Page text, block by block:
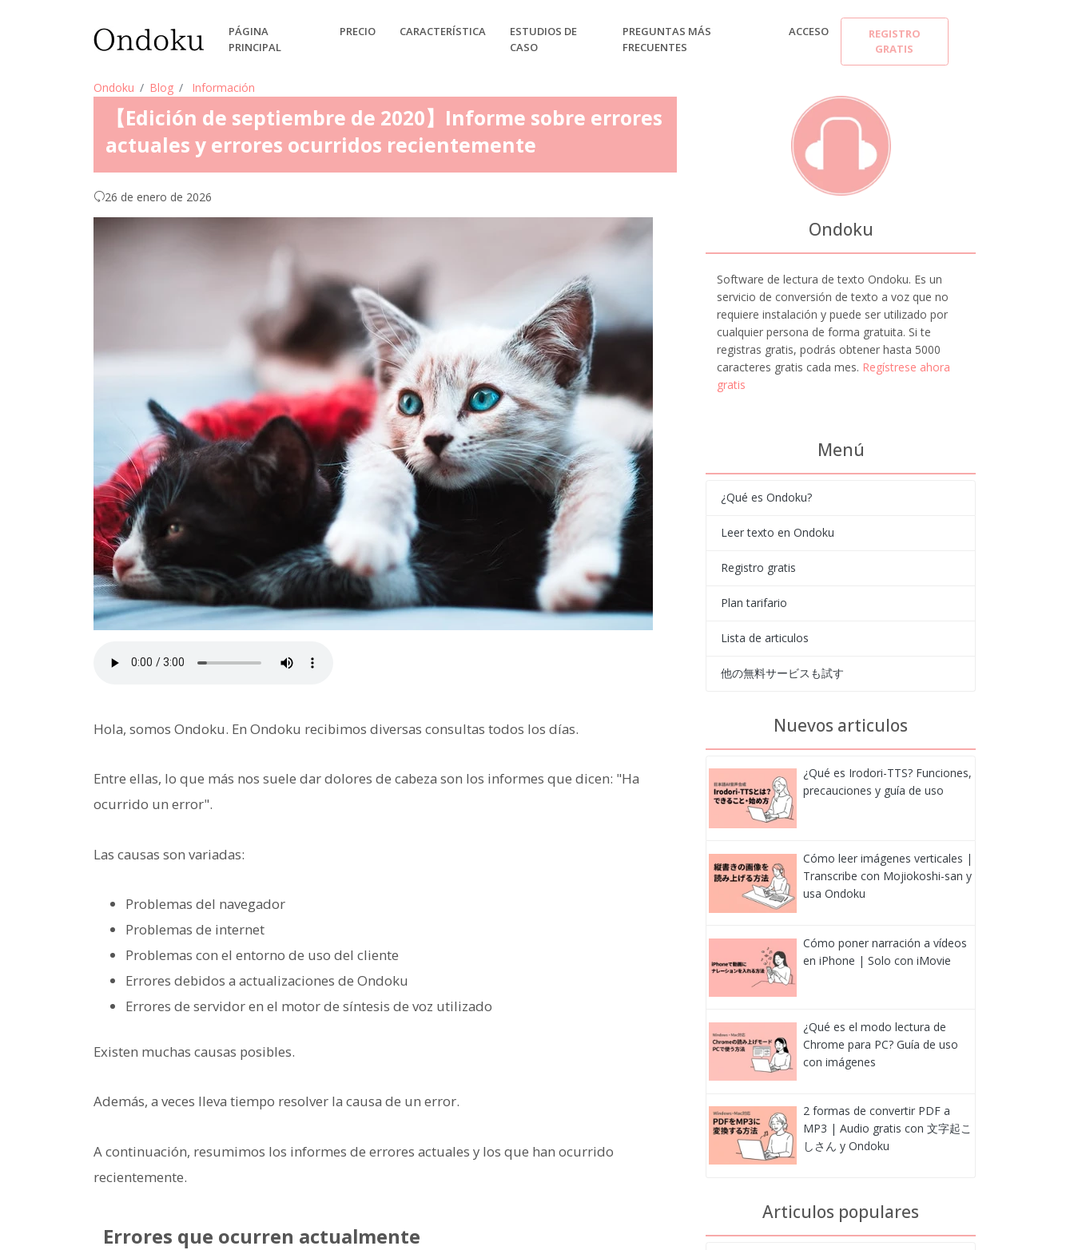
PÁGINA
PRINCIPAL
PRECIO CARACTERÍSTICA
ESTUDIOS DE
CASO
PREGUNTAS MÁS
FRECUENTES
ACCESO
REGISTRO
GRATIS
Ondoku Blog Información
【Edición de septiembre de 2020】Informe sobre errores
actuales y errores ocurridos recientemente
26 de enero de 2026
Hola, somos Ondoku. En Ondoku recibimos diversas consultas todos los días.
Entre ellas, lo que más nos suele dar dolores de cabeza son los informes que dicen: "Ha
ocurrido un error".
Las causas son variadas:
Problemas del navegador
Problemas de internet
Problemas con el entorno de uso del cliente
Errores debidos a actualizaciones de Ondoku
Errores de servidor en el motor de síntesis de voz utilizado
Existen muchas causas posibles.
Además, a veces lleva tiempo resolver la causa de un error.
A continuación, resumimos los informes de errores actuales y los que han ocurrido
recientemente.
Errores que ocurren actualmente
Ondoku
Software de lectura de texto Ondoku. Es un
servicio de conversión de texto a voz que no
requiere instalación y puede ser utilizado por
cualquier persona de forma gratuita. Si te
registras gratis, podrás obtener hasta 5000
caracteres gratis cada mes. Regístrese ahora
gratis
Menú
¿Qué es Ondoku?
Leer texto en Ondoku
Registro gratis
Plan tarifario
Lista de articulos
他の無料サービスも試す
Nuevos articulos
¿Qué es Irodori-TTS? Funciones,
precauciones y guía de uso
Cómo leer imágenes verticales |
Transcribe con Mojiokoshi-san y
usa Ondoku
Cómo poner narración a vídeos
en iPhone | Solo con iMovie
¿Qué es el modo lectura de
Chrome para PC? Guía de uso
con imágenes
2 formas de convertir PDF a
MP3 | Audio gratis con 文字起こ
しさん y Ondoku
Articulos populares